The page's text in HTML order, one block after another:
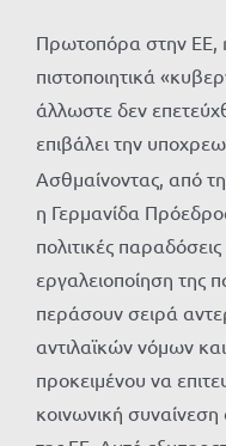
Πρωτοπόρα στην ΕΕ,
πιστοποιητικά
άλλωστε δεν
επιβάλει την
Ασθμαίνοντας, από
η Γερμανίδα
πολιτικές
εργαλειοποίηση της
περάσουν σειρά
αντιλαϊκών νόμων
προκειμένου να
κοινωνική